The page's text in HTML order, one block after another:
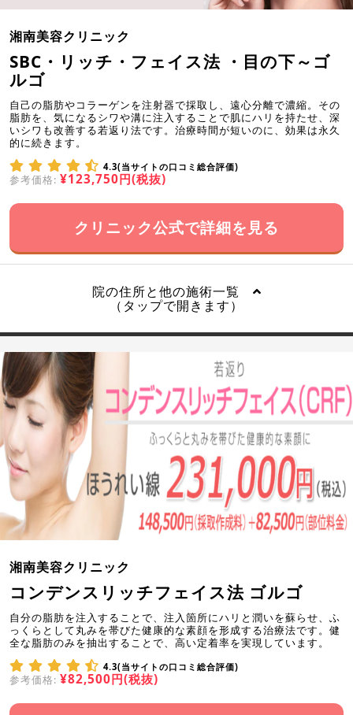
湘南美容クリニック
SBC・リッチ・フェイス法 ・目の下～ゴ
ルゴ
自己の脂肪やコラーゲンを注射器で採取し、遠心分離で濃縮。その
脂肪を、気になるシワや溝に注入することで肌にハリを持たせ、深
いシワも改善する若返り法です。治療時間が短いのに、効果は永久
的に続きます。
4.3(当サイトの口コミ総合評価)
参考価格: ¥123,750円(税抜)
クリニック公式で詳細を見る
院の住所と他の施術一覧
（タップで開きます）
湘南美容クリニック
コンデンスリッチフェイス法 ゴルゴ
自分の脂肪を注入することで、注入箇所にハリと潤いを蘇らせ、ふ
っくらとして丸みを帯びた健康的な素顔を形成する治療法です。健
全な脂肪のみを抽出することで、高い定着率を実現しています。
4.3(当サイトの口コミ総合評価)
参考価格: ¥82,500円(税抜)